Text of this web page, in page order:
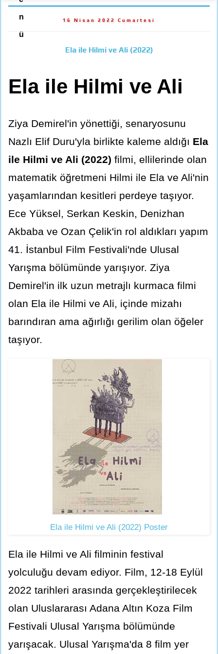
n
ü
16 Nisan 2022 Cumartesi
Ela ile Hilmi ve Ali (2022)
Ela ile Hilmi ve Ali
Ziya Demirel'in yönettiği, senaryosunu
Nazlı Elif Duru'yla birlikte kaleme aldığı Ela
ile Hilmi ve Ali (2022) filmi, ellilerinde olan
matematik öğretmeni Hilmi ile Ela ve Ali'nin
yaşamlarından kesitleri perdeye taşıyor.
Ece Yüksel, Serkan Keskin, Denizhan
Akbaba ve Ozan Çelik'in rol aldıkları yapım
41. İstanbul Film Festivali'nde Ulusal
Yarışma bölümünde yarışıyor. Ziya
Demirel'in ilk uzun metrajlı kurmaca filmi
olan Ela ile Hilmi ve Ali, içinde mizahı
barındıran ama ağırlığı gerilim olan öğeler
taşıyor.
Ela ile Hilmi ve Ali (2022) Poster
Ela ile Hilmi ve Ali filminin festival
yolculuğu devam ediyor. Film, 12-18 Eylül
2022 tarihleri arasında gerçekleştirilecek
olan Uluslararası Adana Altın Koza Film
Festivali Ulusal Yarışma bölümünde
yarışacak. Ulusal Yarışma'da 8 film yer